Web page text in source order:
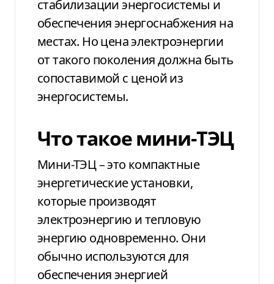
стабилизации энергосистемы и
обеспечения энергоснабжения на
местах. Но цена электроэнергии
от такого поколения должна быть
сопоставимой с ценой из
энергосистемы.
Что такое мини-ТЭЦ
Мини-ТЭЦ – это компактные
энергетические установки,
которые производят
электроэнергию и тепловую
энергию одновременно. Они
обычно используются для
обеспечения энергией